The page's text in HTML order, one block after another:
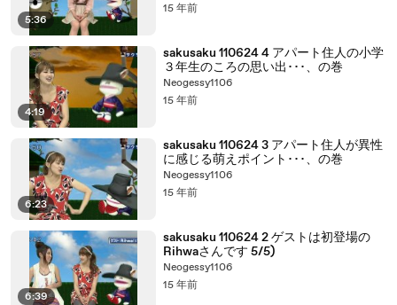
5:36
15 年前
4:19
sakusaku 110624 4 アパート住人の小学
３年生のころの思い出･･･、の巻
Neogessy1106
15 年前
6:23
sakusaku 110624 3 アパート住人が異性
に感じる萌えポイント･･･、の巻
Neogessy1106
15 年前
6:39
sakusaku 110624 2 ゲストは初登場の
Rihwaさんです 5/5)
Neogessy1106
15 年前